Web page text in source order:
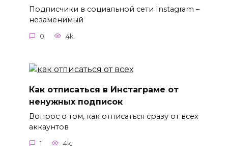
Подписчики в социальной сети Instagram –
незаменимый
0 4k.
Как отписаться в Инстаграме от
ненужных подписок
Вопрос о том, как отписаться сразу от всех
аккаунтов
1 4k.